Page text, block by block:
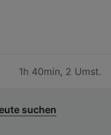
1h 40min, 2 Umst.
suchen